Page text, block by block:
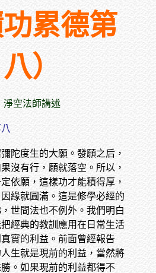
功累德第
八）
淨空法師講述
陀度生的大願。發願之后，
沒有行，願就落空。所以，
依願，這樣功才能積得厚，
緣就圓滿。這是修學必經的
世間法也不例外。我們明白
經典的教訓應用在日常生活
實的利益。前面曾經報告
生就是現前的利益，當然將
。如果現前的利益都得不